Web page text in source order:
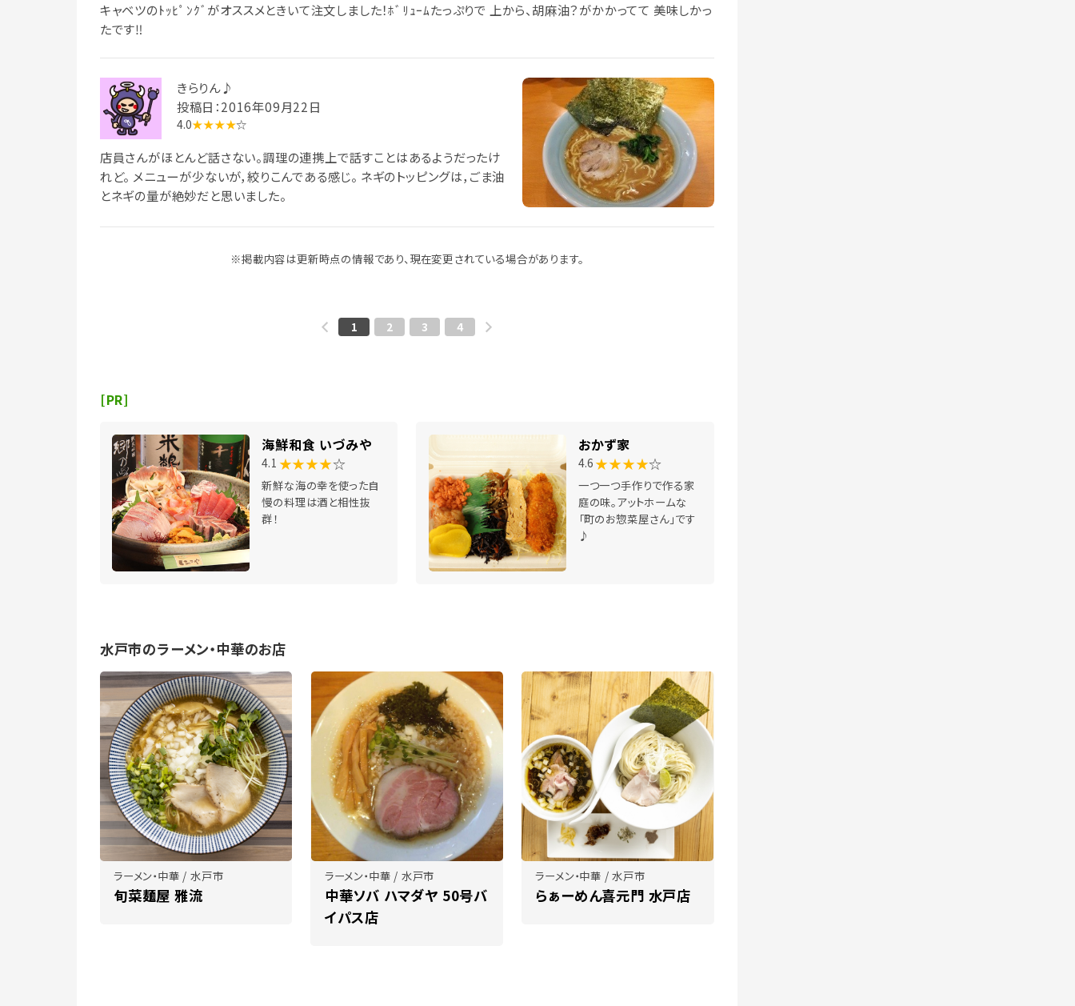
キャベツのﾄｯﾋﾟﾝｸﾞがオススメときいて注文しました！ﾎﾞﾘｭｰﾑたっぷりで 上から、胡麻油？がかかってて 美味しかっ
たです‼
きらりん♪
投稿日：2016年09月22日
4.0★★★★☆
店員さんがほとんど話さない。調理の連携上で話すことはあるようだったけ
れど。 メニューが少ないが，絞りこんである感じ。 ネギのトッピングは，ごま油
とネギの量が絶妙だと思いました。
※掲載内容は更新時点の情報であり、現在変更されている場合があります。
1 2 3 4
[PR]
海鮮和食 いづみや
4.1 ★★★★☆
新鮮な海の幸を使った自
慢の料理は酒と相性抜
群！
おかず家
4.6 ★★★★☆
一つ一つ手作りで作る家
庭の味。アットホームな
「町のお惣菜屋さん」です
♪
水戸市のラーメン・中華のお店
ラーメン・中華 / 水戸市
旬菜麺屋 雅流
ラーメン・中華 / 水戸市
中華ソバ ハマダヤ 50号バ
イパス店
ラーメン・中華 / 水戸市
らぁーめん喜元門 水戸店